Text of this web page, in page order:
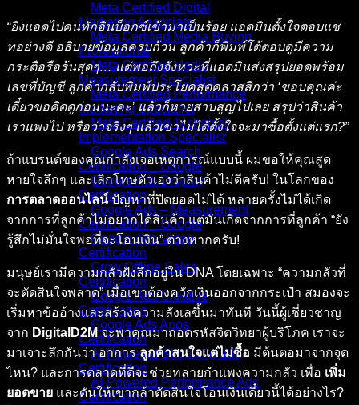
Meta Certified Digital
Marketing Associate
Meta Certified Media Buying
Professional
Meta Certified Media
Measurement Specialist
Meta Certified Performance
Marketing Specialist
Meta Certified Technical
Implementation Specialist
Google Ads Search
Certification _ Google
Google Ads Display
Certification
Google Ads – Measurement
Certification _ Google
Google Ads Video
Certification
Grow Offline Sales
Certification
Google Ads Creative
Certification
Google Ads Apps
Certification
AI-Powered Shopping ads
Certification
AI-Powered Performance Ads
Certification
“ยิงแอดไปคนทักอินบ็อกซ์เข้ามาเป็นร้อย แอดมินตั้งใจตอบแช
ทอย่างดี อธิบายข้อมูลครบถ้วน ลูกค้าก็พิมพ์โต้ตอบดูมีความ
กระตือรือร้นสุดๆ… แต่พอถึงจังหวะที่แอดมินส่งสรุปยอดพร้อม
เลขที่บัญชี ลูกค้ากลับพิมพ์ประโยคสุดคลาสสิกว่า ‘ขอบคุณค่ะ
เดี๋ยวขอคิดดูก่อนนะคะ’ แล้วก็หายสาบสูญไปเลย สรุปว่าสินค้า
เราแพงไป หรือว่าจริงๆ แล้วเขาไม่ได้ตั้งใจจะมาซื้อตั้งแต่แรก?”
ถ้าแบรนด์ของคุณกำลังเจอเหตุการณ์แบบนี้ ผมขอให้คุณสูด
หายใจลึกๆ และเลิกโทษตัวเองว่าสินค้าไม่ดีครับ! ในโลกของ
การตลาดออนไลน์ปัญหาที่ปิดยอดไม่ได้ หลายครั้งไม่ได้เกิด
จากการที่ลูกค้าไม่อยากได้สินค้า แต่มันเกิดจากการที่ลูกค้า “ยัง
รู้สึกไม่มั่นใจพอที่จะโอนเงิน” ต่างหากครับ!
มนุษย์เรามีความกลัวฝังลึกอยู่ใน DNA โดยเฉพาะ “ความกลัวที่
จะตัดสินใจพลาด” เมื่อเขาต้องควักเงินออกจากกระเป๋า สมองจะ
เริ่มหาข้ออ้างและสร้างความลังเลขึ้นมาทันที วันนี้ผู้เชี่ยวชาญ
จาก DigitalD2Mจะพาคุณมาถอดรหัสจิตวิทยาผู้บริโภค เราจะ
มาเจาะลึกกันว่า อาการลูกค้าสนใจแต่ไม่ซื้อ มีต้นตอมาจากจุด
ไหน? และการตลาดที่ดีจะช่วยทลายกำแพงความกลัว เพื่อ เพิ่ม
ยอดขาย และดันให้เขากล้าตัดสินใจโอนเงินเดี๋ยวนี้ได้อย่างไร?